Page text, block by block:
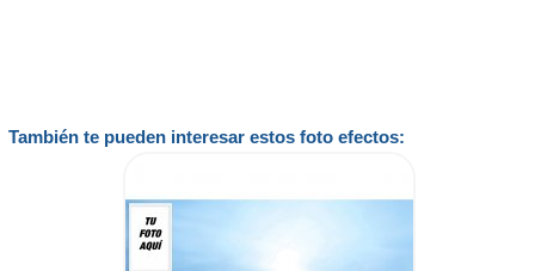
También te pueden interesar estos foto efectos: